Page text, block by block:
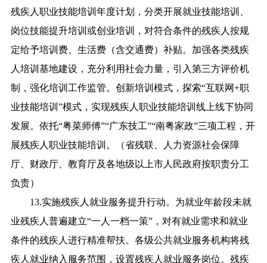
残疾人职业技能培训年度计划，分类开展就业技能培训、
岗位技能提升培训或创业培训，对符合条件的残疾人按规
定给予培训费、生活费（含交通费）补贴。加强各类残疾
人培训基地建设，充分利用社会力量，引入第三方评价机
制，强化培训工作监管。创新培训模式，探索“互联网+职
业技能培训”模式，实现残疾人职业技能培训线上线下协同
发展。依托“粤菜师傅”“广东技工”“南粤家政”三项工程，开
展残疾人职业技能培训。（省残联、人力资源社会保障
厅、财政厅、教育厅及各地级以上市人民政府按职责分工
负责）
13.实施残疾人就业服务提升行动。为就业年龄段未就
业残疾人普遍建立“一人一档一策”，对有就业需求和就业
条件的残疾人进行精准帮扶。各级公共就业服务机构将残
疾人就业纳入服务范围，设置残疾人就业服务岗位。残疾